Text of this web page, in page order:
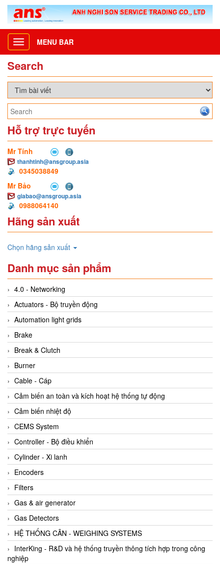
Toggle
navigation
MENU BAR
Search
Hỗ trợ trực tuyến
Mr Tính
thanhtinh@ansgroup.asia
0345038849
Mr Bảo
giabao@ansgroup.asia
0988064140
Hãng sản xuất
Chọn hãng sản xuất
Danh mục sản phẩm
4.0 - Networking
Actuators - Bộ truyền động
Automation light grids
Brake
Break & Clutch
Burner
Cable - Cáp
Cảm biến an toàn và kích hoạt hệ thống tự động
Cảm biến nhiệt độ
CEMS System
Controller - Bộ điều khiển
Cylinder - Xi lanh
Encoders
Filters
Gas & air generator
Gas Detectors
HỆ THỐNG CÂN - WEIGHING SYSTEMS
InterKing - R&D và hệ thống truyền thông tích hợp trong công
nghiệp